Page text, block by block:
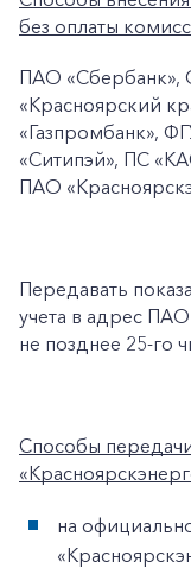
Заказать
Частным
без оплаты
ПАО «Сбербанк»,
«Красноярский
«Газпромбанк»,
«Ситипэй», ПС
ПАО
Передавать
учета в адрес
не позднее 25-го
Способы
на